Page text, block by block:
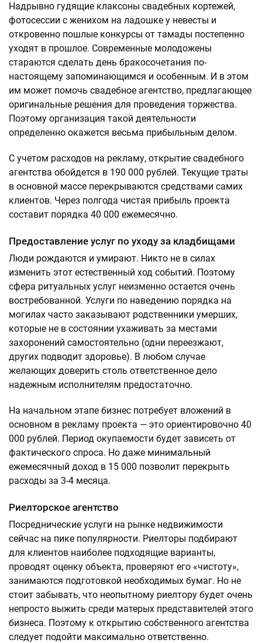
Надрывно гудящие клаксоны свадебных кортежей,
фотосессии с женихом на ладошке у невесты и
откровенно пошлые конкурсы от тамады постепенно
уходят в прошлое. Современные молодожены
стараются сделать день бракосочетания по-
настоящему запоминающимся и особенным. И в этом
им может помочь свадебное агентство, предлагающее
оригинальные решения для проведения торжества.
Поэтому организация такой деятельности
определенно окажется весьма прибыльным делом.
С учетом расходов на рекламу, открытие свадебного
агентства обойдется в 190 000 рублей. Текущие траты
в основной массе перекрываются средствами самих
клиентов. Через полгода чистая прибыль проекта
составит порядка 40 000 ежемесячно.
Предоставление услуг по уходу за кладбищами
Люди рождаются и умирают. Никто не в силах
изменить этот естественный ход событий. Поэтому
сфера ритуальных услуг неизменно остается очень
востребованной. Услуги по наведению порядка на
могилах часто заказывают родственники умерших,
которые не в состоянии ухаживать за местами
захоронений самостоятельно (одни переезжают,
других подводит здоровье). В любом случае
желающих доверить столь ответственное дело
надежным исполнителям предостаточно.
На начальном этапе бизнес потребует вложений в
основном в рекламу проекта — это ориентировочно 40
000 рублей. Период окупаемости будет зависеть от
фактического спроса. Но даже минимальный
ежемесячный доход в 15 000 позволит перекрыть
расходы за 3-4 месяца.
Риелторское агентство
Посреднические услуги на рынке недвижимости
сейчас на пике популярности. Риелторы подбирают
для клиентов наиболее подходящие варианты,
проводят оценку объекта, проверяют его «чистоту»,
занимаются подготовкой необходимых бумаг. Но не
стоит забывать, что неопытному риелтору будет очень
непросто выжить среди матерых представителей этого
бизнеса. Поэтому к открытию собственного агентства
следует подойти максимально ответственно.